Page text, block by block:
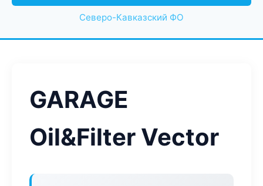
Северо-Кавказский ФО
GARAGE
Oil&Filter Vector